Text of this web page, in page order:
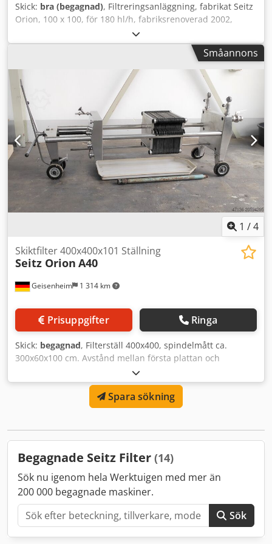
Skick: bra (begagnad), Filtreringsanläggning, fabrikat Seitz
Orion, 100 x 100, för 180 hl/h, fabriksrenoverad 2002,
bestående av: Cedpfx Ajrai N Aophjha - Kieselgur-ramfilter
med 29 KG-ramar i rostfritt stål, utvändiga stigrör,
nivåglasarmaturer med tryckmätare, KG-utmatningskar
med skruv i rostfritt stål samt KG-doseringsenhet -
Skivfilter med 150 rostfria plattor, utvändiga stigrör,
nivåglasarmaturer med tryckmätare - Manöverplattform
mellan båda filteren, trappsteg vid KG-filtret - Styrskåp
Småannons
1 /4
Geisenheim 1 314 km
Skiktfilter 400x400x101 Ställning
Seitz Orion A40
Prisuppgifter Ringa
Skick: begagnad, Filterställ 400x400, spindelmått ca.
300x60x100 cm. Avstånd mellan första plattan och
spindeln ca. 170 cm. Chjdpfx Ajxytx Dephoa
Spara sökning
Begagnade Seitz Filter (14)
Sök nu igenom hela Werktuigen med mer än
200 000 begagnade maskiner.
Sök